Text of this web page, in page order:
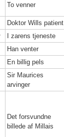
To venner
Doktor Wills patient
I zarens tjeneste
Han venter
En billig pels
Sir Maurices
arvinger
Det forsvundne
billede af Millais